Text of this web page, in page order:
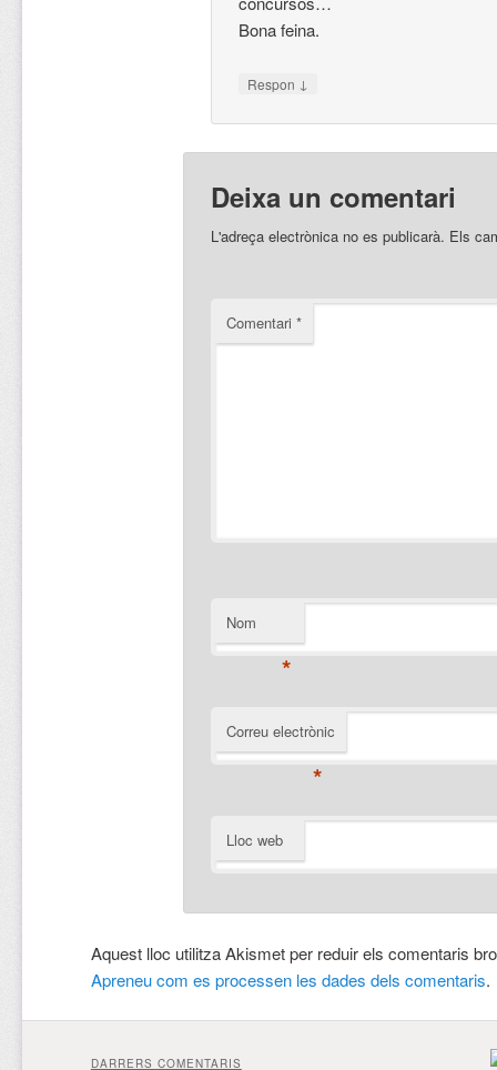
Bona feina.
Respon ↓
Deixa un comentari
L'adreça electrònica no es publicarà. Els
Comentari *
Nom
*
Correu electrònic
*
Lloc web
Aquest lloc utilitza Akismet per reduir els comentaris
Apreneu com es processen les dades dels comentaris.
DARRERS COMENTARIS